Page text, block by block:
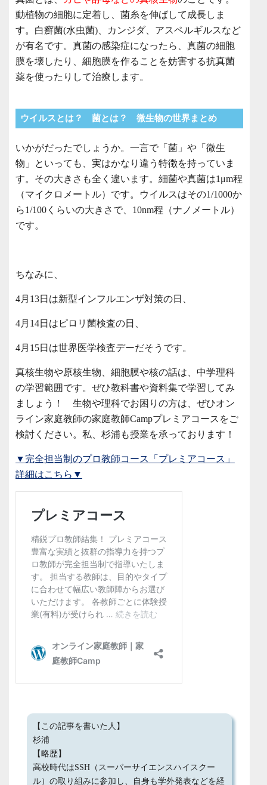
動植物の細胞に定着し、菌糸を伸ばして成長しま
す。白癬菌(水虫菌)、カンジダ、アスペルギルスなど
が有名です。真菌の感染症になったら、真菌の細胞
膜を壊したり、細胞膜を作ることを妨害する抗真菌
薬を使ったりして治療します。
ウイルスとは？ 菌とは？ 微生物の世界まとめ
いかがだったでしょうか。一言で「菌」や「微生
物」といっても、実はかなり違う特徴を持っていま
す。その大きさも全く違います。細菌や真菌は1μm程
（マイクロメートル）です。ウイルスはその1/1000か
ら1/100くらいの大きさで、10nm程（ナノメートル）
です。
ちなみに、
4月13日は新型インフルエンザ対策の日、
4月14日はピロリ菌検査の日、
4月15日は世界医学検査デーだそうです。
真核生物や原核生物、細胞膜や核の話は、中学理科
の学習範囲です。ぜひ教科書や資料集で学習してみ
ましょう！ 生物や理科でお困りの方は、ぜひオン
ライン家庭教師の家庭教師Campプレミアコースをご
検討ください。私、杉浦も授業を承っております！
▼完全担当制のプロ教師コース「プレミアコース」
詳細はこちら▼
【この記事を書いた人】
杉浦
【略歴】
高校時代はSSH（スーパーサイエンスハイスクー
ル）の取り組みに参加し、自身も学外発表などを経